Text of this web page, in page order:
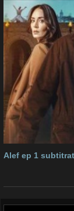
Alef ep 1